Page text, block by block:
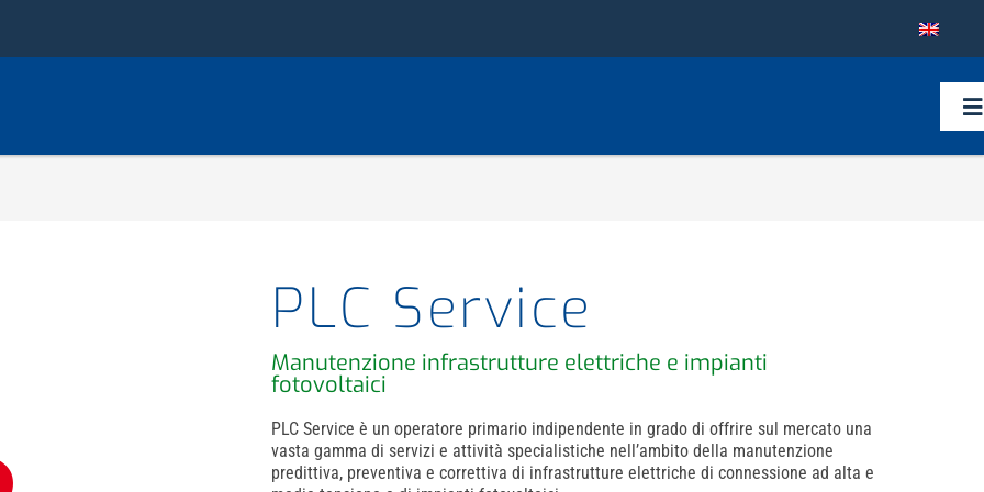
PLC Service
Manutenzione infrastrutture elettriche e impianti
fotovoltaici
PLC Service è un operatore primario indipendente in grado di offrire sul mercato una
vasta gamma di servizi e attività specialistiche nell’ambito della manutenzione
predittiva, preventiva e correttiva di infrastrutture elettriche di connessione ad alta e